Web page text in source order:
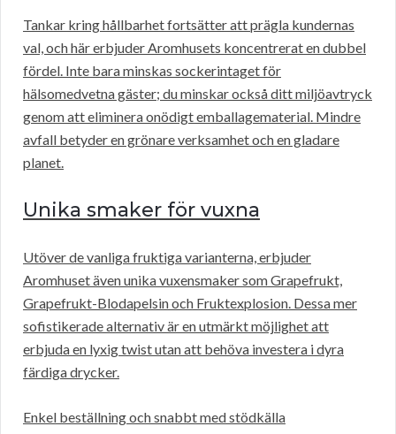
Tankar kring hållbarhet fortsätter att prägla kundernas
val, och här erbjuder Aromhusets koncentrerat en dubbel
fördel. Inte bara minskas sockerintaget för
hälsomedvetna gäster; du minskar också ditt miljöavtryck
genom att eliminera onödigt emballagematerial. Mindre
avfall betyder en grönare verksamhet och en gladare
planet.
Unika smaker för vuxna
Utöver de vanliga fruktiga varianterna, erbjuder
Aromhuset även unika vuxensmaker som Grapefrukt,
Grapefrukt-Blodapelsin och Fruktexplosion. Dessa mer
sofistikerade alternativ är en utmärkt möjlighet att
erbjuda en lyxig twist utan att behöva investera i dyra
färdiga drycker.
Enkel beställning och snabbt med stödkälla